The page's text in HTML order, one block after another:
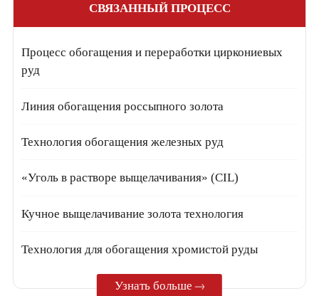
СВЯЗАННЫЙ ПРОЦЕСС
Процесс обогащения и переработки циркониевых
руд
Линия обогащения россыпного золота
Технология обогащения железных руд
«Уголь в растворе выщелачивания» (CIL)
Кучное выщелачивание золота технология
Технология для обогащения хромистой руды
Узнать больше